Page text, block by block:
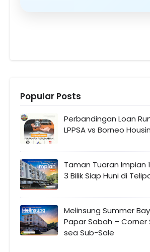
Popular Posts
Perbandingan Loan
LPPSA vs Borneo
Taman Tuaran Impian
3 Bilik Siap Huni di
Melinsung Summer
Papar Sabah –
sea Sub-Sale